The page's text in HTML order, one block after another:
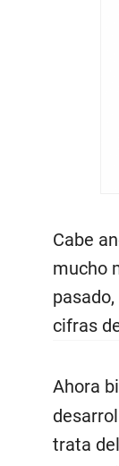
Cabe
mucho
cifras
Ahora
trata